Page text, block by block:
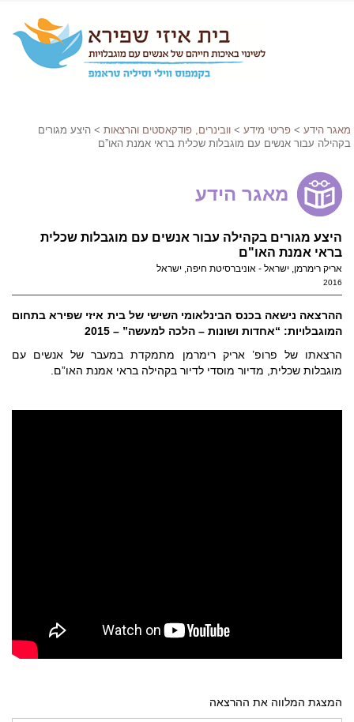
מאגר הידע > פריטי מידע > וובינרים, פודקאסטים והרצאות > היצע מגורים
בקהילה עבור אנשים עם מוגבלות שכלית בראי אמנת האו”ם
מאגר הידע
היצע מגורים בקהילה עבור אנשים עם מוגבלות שכלית
בראי אמנת האו"ם
אריק רימרמן, ישראל - אוניברסיטת חיפה, ישראל
2016
ההרצאה נישאה בכנס הבינלאומי השישי של בית איזי שפירא בתחום
המוגבלויות: “אחדות ושונות – הלכה למעשה” – 2015
הרצאתו של פרופ’ אריק רימרמן מתמקדת במעבר של אנשים עם
מוגבלות שכלית, מדיור מוסדי לדיור בקהילה בראי אמנת האו”ם.
המצגת המלווה את ההרצאה